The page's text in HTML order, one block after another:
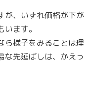
が、いずれ価格が下が
ます。
ら様子をみることは理
な先延ばしは、かえっ